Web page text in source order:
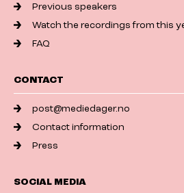
Previous speakers
Watch the recordings from this
FAQ
CONTACT
post@mediedager.no
Contact information
Press
SOCIAL MEDIA